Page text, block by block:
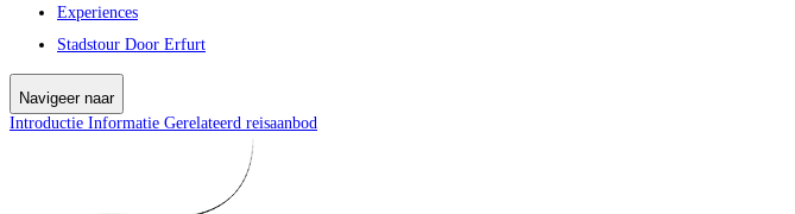
Experiences
Stadstour Door Erfurt
Navigeer naar
Introductie Informatie Gerelateerd reisaanbod